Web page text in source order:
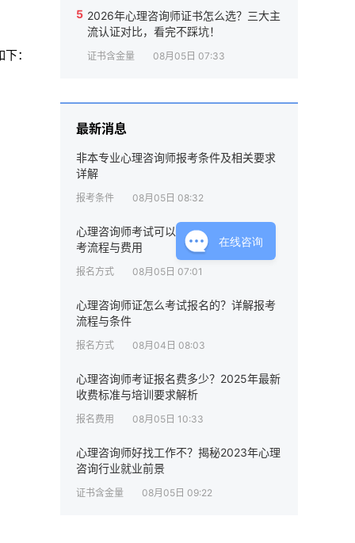
：
5 2026年心理咨询师证书怎么选？三大主
流认证对比，看完不踩坑！
证书含金量 08月05日 07:33
最新消息
非本专业心理咨询师报考条件及相关要求
详解
报考条件 08月05日 08:32
心理咨询师考试可以个人报名吗？了解报
考流程与费用
报名方式 08月05日 07:01
心理咨询师证怎么考试报名的？详解报考
流程与条件
报名方式 08月04日 08:03
心理咨询师考证报名费多少？2025年最新
收费标准与培训要求解析
报名费用 08月05日 10:33
心理咨询师好找工作不？揭秘2023年心理
咨询行业就业前景
证书含金量 08月05日 09:22
在线咨询